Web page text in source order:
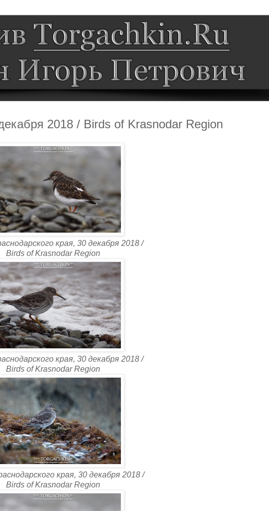
2018 / Birds of Krasnodar Region
края, 30 декабря 2018 /
Birds of Krasnodar Region
края, 30 декабря 2018 /
Birds of Krasnodar Region
края, 30 декабря 2018 /
Birds of Krasnodar Region